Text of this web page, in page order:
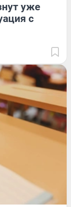
уже
с